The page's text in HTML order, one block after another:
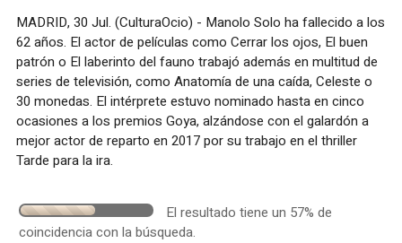
MADRID, 30 Jul. (CulturaOcio) - Manolo Solo ha fallecido a los
62 años. El actor de películas como Cerrar los ojos, El buen
patrón o El laberinto del fauno trabajó además en multitud de
series de televisión, como Anatomía de una caída, Celeste o
30 monedas. El intérprete estuvo nominado hasta en cinco
ocasiones a los premios Goya, alzándose con el galardón a
mejor actor de reparto en 2017 por su trabajo en el thriller
Tarde para la ira.
El resultado tiene un 57% de
coincidencia con la búsqueda.